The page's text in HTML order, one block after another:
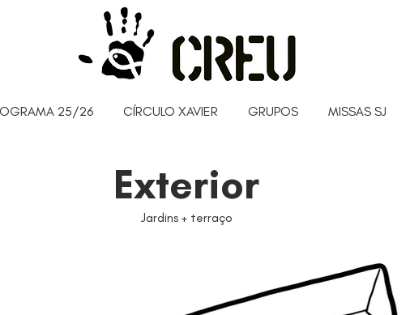
25/26 CÍRCULO XAVIER GRUPOS MISSAS SJ
Exterior
Jardins + terraço